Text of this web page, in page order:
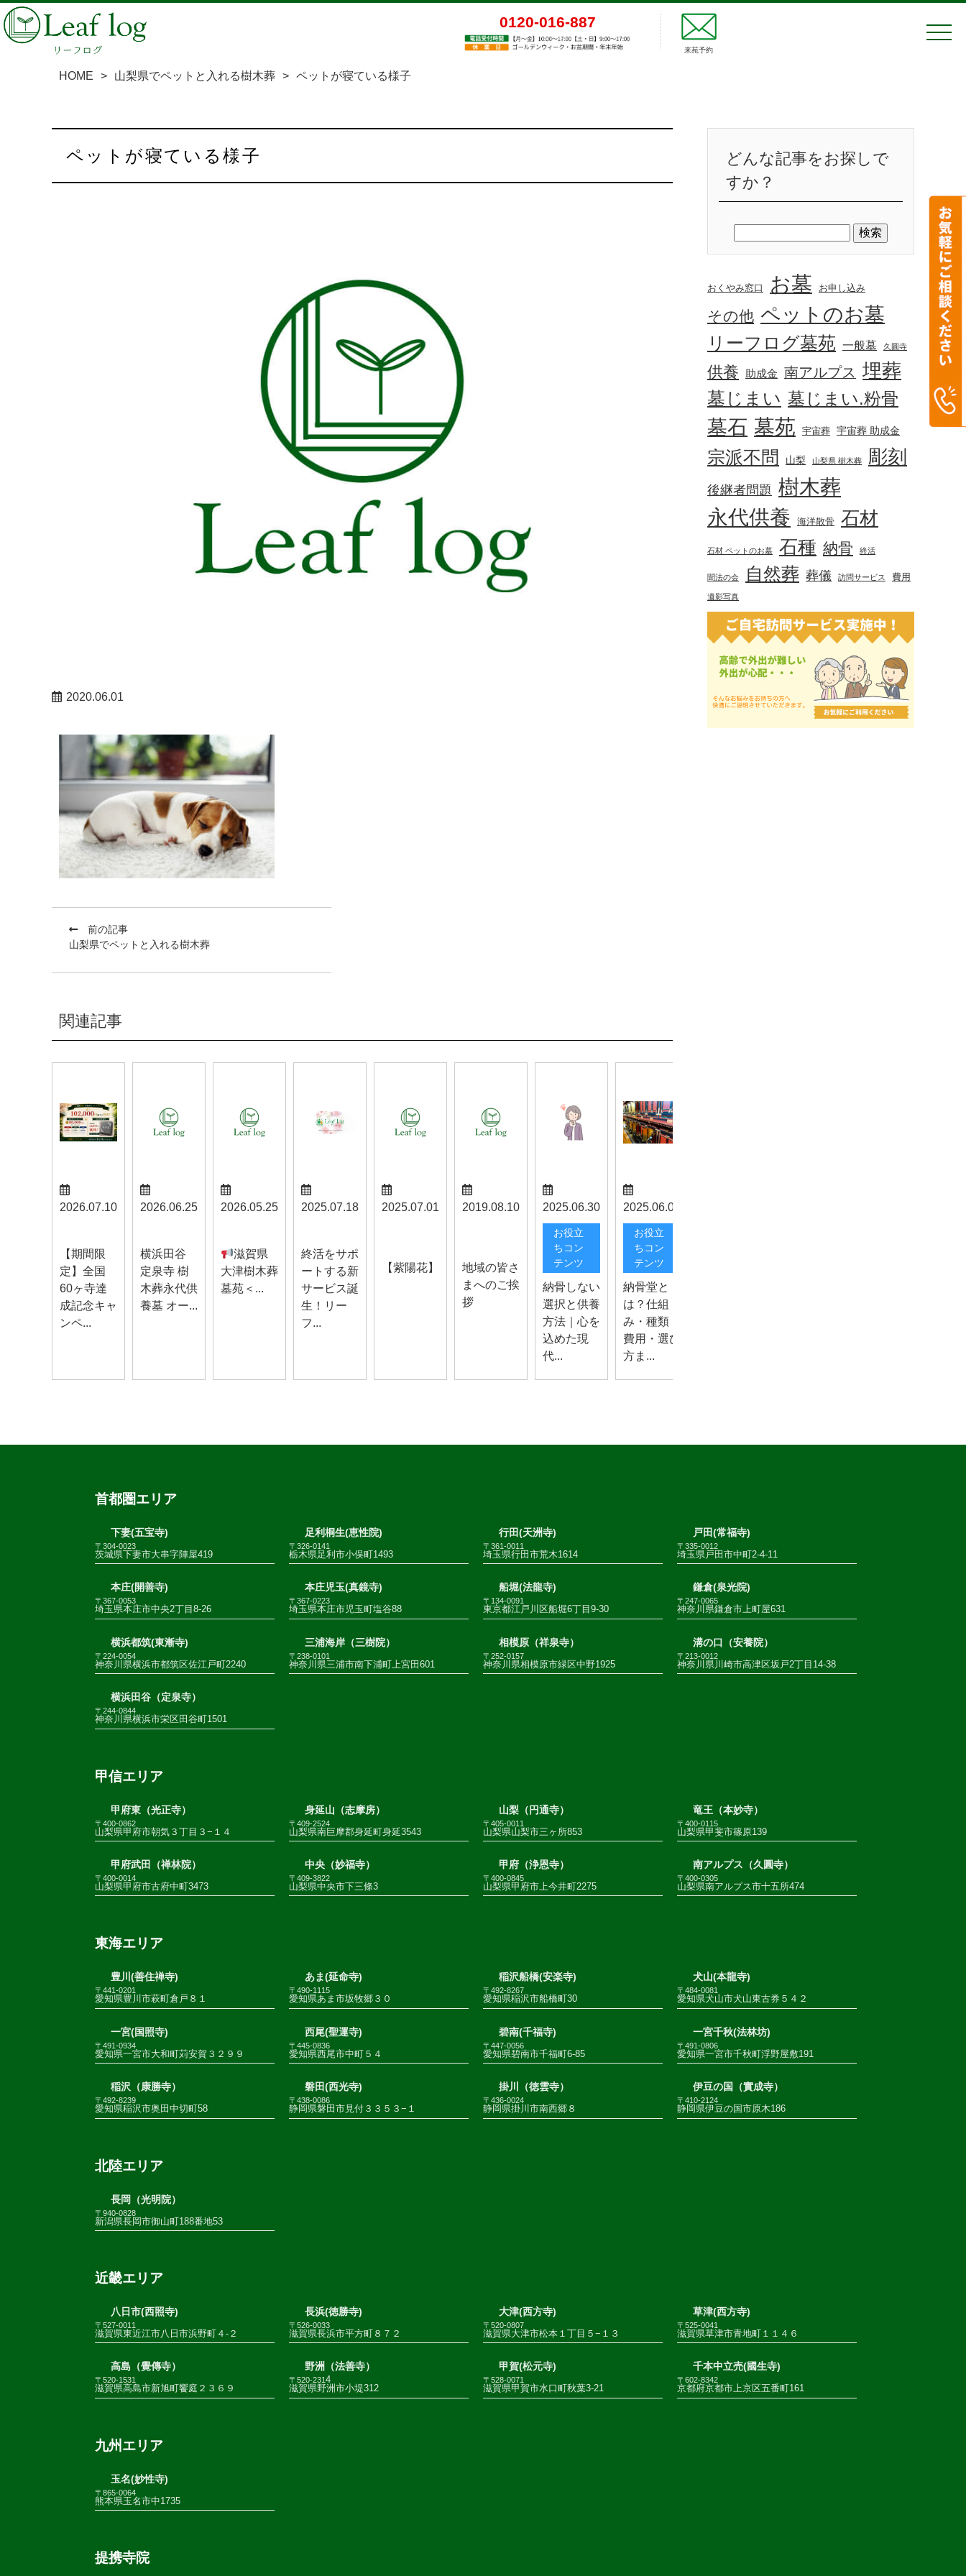
0120-016-887
来苑予約
HOME > 山梨県でペットと入れる樹木葬 > ペットが寝ている様子
ペットが寝ている様子
2020.06.01
前の記事
山梨県でペットと入れる樹木葬
関連記事
2026.07.10
【期間限
定】全国
60ヶ寺達
成記念キャ
ンペ...
2026.06.25
横浜田谷
定泉寺 樹
木葬永代供
養墓 オー...
2026.05.25
滋賀県
大津樹木葬
墓苑＜...
2025.07.18
終活をサポ
ートする新
サービス誕
生！リー
フ...
2025.07.01
【紫陽花】
2019.08.10
地域の皆さ
まへのご挨
拶
2025.06.30
お役立
ちコン
テンツ
納骨しない
選択と供養
方法｜心を
込めた現
代...
2025.06.06
お役立
ちコン
テンツ
納骨堂と
は？仕組
み・種類・
費用・選び
方ま...
どんな記事をお探しで
すか？
おくやみ窓口 お墓 お申し込み
その他 ペットのお墓
リーフログ墓苑 一般墓 久圓寺
供養 助成金 南アルプス 埋葬
墓じまい 墓じまい.粉骨
墓石 墓苑 宇宙葬 宇宙葬 助成金
宗派不問 山梨 山梨県 樹木葬 彫刻
後継者問題 樹木葬
永代供養 海洋散骨 石材
石材 ペットのお墓 石種 納骨 終活
聞法の会 自然葬 葬儀 訪問サービス 費用
遺影写真
首都圏エリア
下妻(五宝寺)
〒304-0023
茨城県下妻市大串字陣屋419
足利桐生(恵性院)
〒326-0141
栃木県足利市小俣町1493
行田(天洲寺)
〒361-0011
埼玉県行田市荒木1614
戸田(常福寺)
〒335-0012
埼玉県戸田市中町2-4-11
本庄(開善寺)
〒367-0053
埼玉県本庄市中央2丁目8-26
本庄児玉(真鏡寺)
〒367-0223
埼玉県本庄市児玉町塩谷88
船堀(法龍寺)
〒134-0091
東京都江戸川区船堀6丁目9-30
鎌倉(泉光院)
〒247-0065
神奈川県鎌倉市上町屋631
横浜都筑(東漸寺)
〒224-0054
神奈川県横浜市都筑区佐江戸町2240
三浦海岸（三樹院）
〒238-0101
神奈川県三浦市南下浦町上宮田601
相模原（祥泉寺）
〒252-0157
神奈川県相模原市緑区中野1925
溝の口（安養院）
〒213-0012
神奈川県川崎市高津区坂戸2丁目14-38
横浜田谷（定泉寺）
〒244-0844
神奈川県横浜市栄区田谷町1501
甲信エリア
甲府東（光正寺）
〒400-0862
山梨県甲府市朝気３丁目３−１４
身延山（志摩房）
〒409-2524
山梨県南巨摩郡身延町身延3543
山梨（円通寺）
〒405-0011
山梨県山梨市三ヶ所853
竜王（本妙寺）
〒400-0115
山梨県甲斐市篠原139
甲府武田（禅林院）
〒400-0014
山梨県甲府市古府中町3473
中央（妙福寺）
〒409-3822
山梨県中央市下三條3
甲府（浄恩寺）
〒400-0845
山梨県甲府市上今井町2275
南アルプス（久圓寺）
〒400-0305
山梨県南アルプス市十五所474
東海エリア
豊川(善住禅寺)
〒441-0201
愛知県豊川市萩町倉戸８１
あま(延命寺)
〒490-1115
愛知県あま市坂牧郷３０
稲沢船橋(安楽寺)
〒492-8267
愛知県稲沢市船橋町30
犬山(本龍寺)
〒484-0081
愛知県犬山市犬山東古券５４２
一宮(国照寺)
〒491-0934
愛知県一宮市大和町苅安賀３２９９
西尾(聖運寺)
〒445-0836
愛知県西尾市中町５４
碧南(千福寺)
〒447-0056
愛知県碧南市千福町6-85
一宮千秋(法林坊)
〒491-0806
愛知県一宮市千秋町浮野屋敷191
稲沢（康勝寺）
〒492-8239
愛知県稲沢市奥田中切町58
磐田(西光寺)
〒438-0086
静岡県磐田市見付３３５３−１
掛川（徳雲寺）
〒436-0024
静岡県掛川市南西郷８
伊豆の国（實成寺）
〒410-2124
静岡県伊豆の国市原木186
北陸エリア
長岡（光明院）
〒940-0828
新潟県長岡市御山町188番地53
近畿エリア
八日市(西照寺)
〒527-0011
滋賀県東近江市八日市浜野町４-２
長浜(徳勝寺)
〒526-0033
滋賀県長浜市平方町８７２
大津(西方寺)
〒520-0807
滋賀県大津市松本１丁目５−１３
草津(西方寺)
〒525-0041
滋賀県草津市青地町１１４６
高島（覺傳寺）
〒520-1531
滋賀県高島市新旭町饗庭２３６９
野洲（法善寺）
〒520-231 4
滋賀県野洲市小堤312
甲賀(松元寺)
〒528-0071
滋賀県甲賀市水口町秋葉3-21
千本中立売(國生寺)
〒602-8342
京都府京都市上京区五番町161
九州エリア
玉名(妙性寺)
〒865-0064
熊本県玉名市中1735
提携寺院